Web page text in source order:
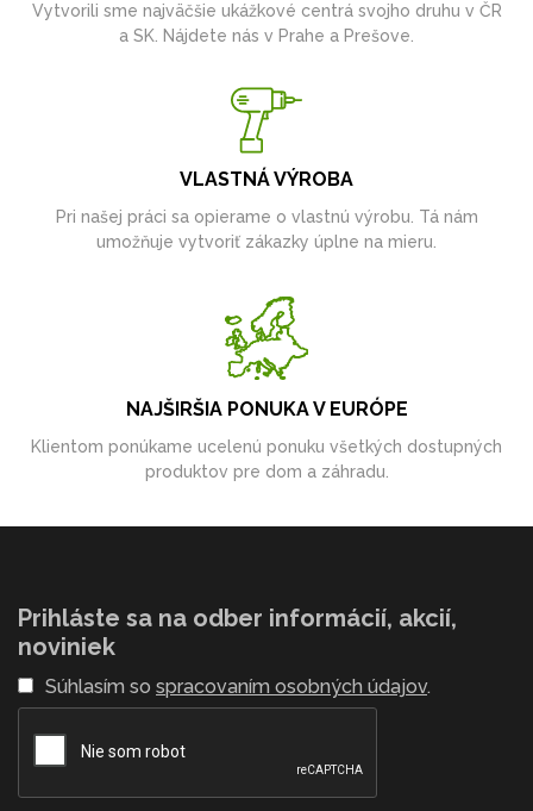
Vytvorili sme najväčšie ukážkové centrá svojho druhu v ČR
a SK. Nájdete nás v Prahe a Prešove.
VLASTNÁ VÝROBA
Pri našej práci sa opierame o vlastnú výrobu. Tá nám
umožňuje vytvoriť zákazky úplne na mieru.
NAJŠIRŠIA PONUKA V EURÓPE
Klientom ponúkame ucelenú ponuku všetkých dostupných
produktov pre dom a záhradu.
Prihláste sa na odber informácií, akcií,
noviniek
Súhlasím so spracovaním osobných údajov.